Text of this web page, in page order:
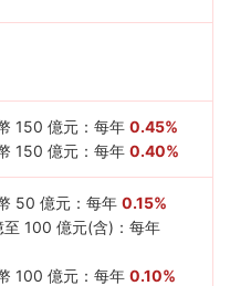
150 億元：每年 0.45%
150 億元：每年 0.40%
50 億元：每年 0.15%
100 億元(含)：每年
100 億元：每年 0.10%